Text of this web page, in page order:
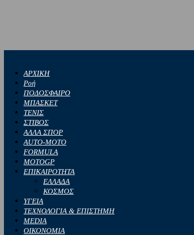
ΑΡΧΙΚΗ
Ροή
ΠΟΔΟΣΦΑΙΡΟ
ΜΠΑΣΚΕΤ
ΤΕΝΙΣ
ΣΤΙΒΟΣ
ΑΛΛΑ ΣΠΟΡ
AUTO-MOTO
FORMULA
MOTOGP
ΕΠΙΚΑΙΡΟΤΗΤΑ
ΕΛΛΑΔΑ
ΚΟΣΜΟΣ
ΥΓΕΙΑ
ΤΕΧΝΟΛΟΓΙΑ & ΕΠΙΣΤΗΜΗ
MEDIA
ΟΙΚΟΝΟΜΙΑ